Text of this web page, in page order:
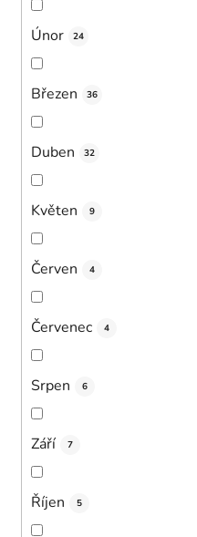
Únor 24
Březen 36
Duben 32
Květen 9
Červen 4
Červenec 4
Srpen 6
Září 7
Říjen 5